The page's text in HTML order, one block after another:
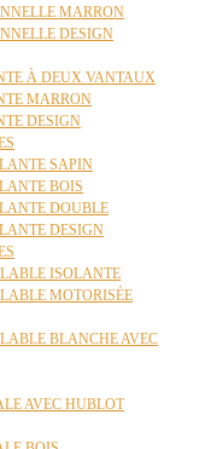
MARRON
DESIGN
À DEUX VANTAUX
MARRON
DESIGN
SAPIN
BOIS
DOUBLE
DESIGN
ISOLANTE
MOTORISÉE
BLANCHE AVEC
AVEC HUBLOT